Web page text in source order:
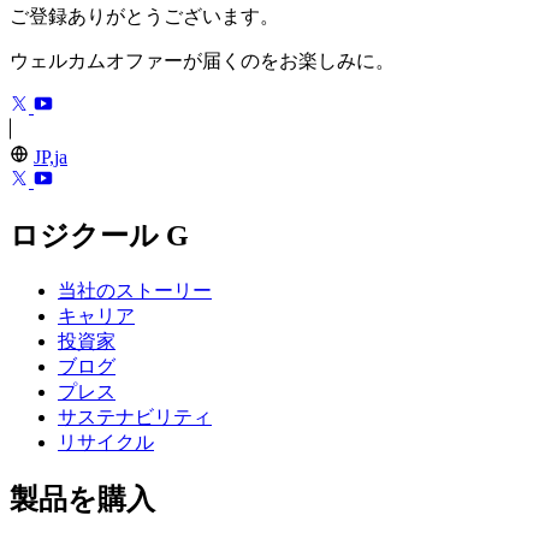
ご登録ありがとうございます。
ウェルカムオファーが届くのをお楽しみに。
JP,ja
ロジクール G
当社のストーリー
キャリア
投資家
ブログ
プレス
サステナビリティ
リサイクル
製品を購入